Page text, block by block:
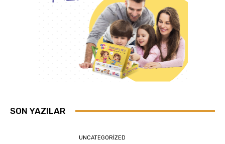
SON YAZILAR
UNCATEGORIZED